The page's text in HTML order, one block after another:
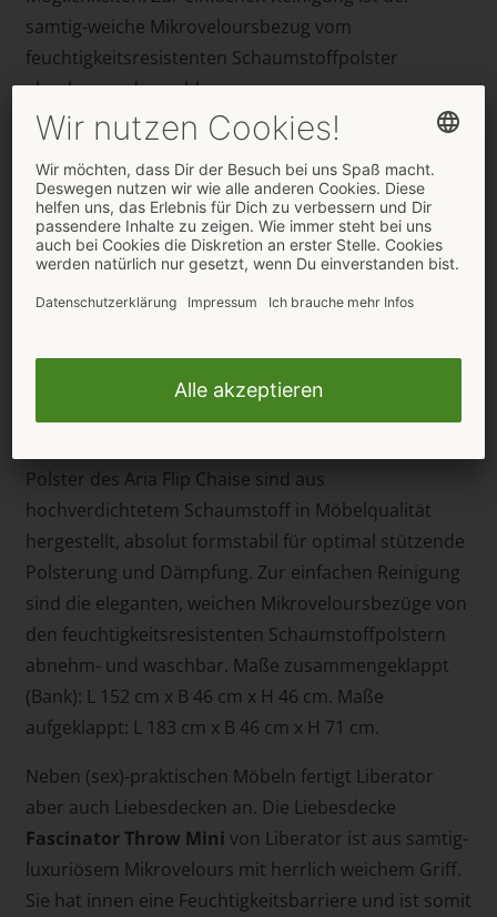
samtig-weiche Mikroveloursbezug vom
feuchtigkeitsresistenten Schaumstoffpolster
abnehm- und waschbar.
DerAria Flip Chaise (Artikelnummer 50050940000)
von Liberator findet als edle Polsterbank in jedem
Interieur seinen diskreten Platz. Doch schnell
aufgeklappt, wird die Lounge Bank zum
spektakulären Liebesmöbel – ergonomisch perfekt
designt für die komfortable Unterstützung beim
Rundungen stabilisieren und entlasten bei
Positionen im Liegen, Sitzen und Doggy Style sowie
oralen Spielarten. Die rutschfeste Basis gewährleistet
Polster des Aria Flip Chaise sind aus
hochverdichtetem Schaumstoff in Möbelqualität
hergestellt, absolut formstabil für optimal stützende
Polsterung und Dämpfung. Zur einfachen Reinigung
sind die eleganten, weichen Mikroveloursbezüge von
den feuchtigkeitsresistenten Schaumstoffpolstern
abnehm- und waschbar. Maße zusammengeklappt
(Bank): L 152 cm x B 46 cm x H 46 cm. Maße
aufgeklappt: L 183 cm x B 46 cm x H 71 cm.
Neben (sex)-praktischen Möbeln fertigt Liberator
aber auch Liebesdecken an. Die Liebesdecke
Fascinator Throw Mini von Liberator ist aus samtig-
luxuriösem Mikrovelours mit herrlich weichem Griff.
Sie hat innen eine Feuchtigkeitsbarriere und ist somit